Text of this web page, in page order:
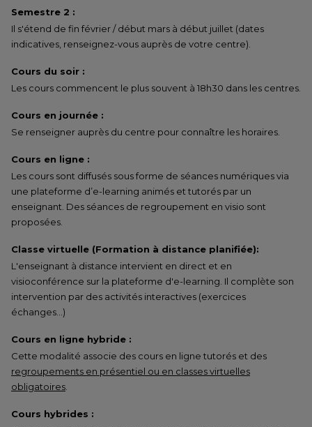
Semestre 2 :
Il s'étend de fin février / début mars à début juillet (dates
indicatives, renseignez-vous auprès de votre centre).
Cours du soir :
Les cours commencent le plus souvent à 18h30 dans les centres.
Cours en journée :
Se renseigner auprès du centre pour connaître les horaires.
Cours en ligne :
Les cours sont diffusés sous forme de séances numériques via
une plateforme d’e-learning animés et tutorés par un
enseignant. Des séances de regroupement en visio sont
proposées.
Classe virtuelle (Formation à distance planifiée):
L'enseignant à distance intervient en direct et en
visioconférence sur la plateforme d'e-learning. Il complète son
intervention par des activités interactives (exercices
échanges…)
Cours en ligne hybride :
Cette modalité associe des cours en ligne tutorés et des
regroupements en présentiel ou en classes virtuelles
obligatoires
Cours hybrides :